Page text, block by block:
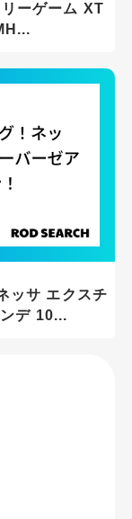
ーゲーム XT
ッサ エクスチ
デ 10...